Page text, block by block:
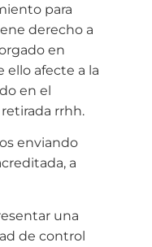
para
derecho a
en
afecte a la
en el
rrhh.
enviando
a
una
de control